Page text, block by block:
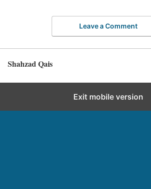
Leave a Comment
Shahzad Qais
Exit mobile version